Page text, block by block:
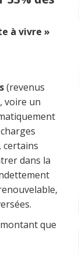
à vivre »
(revenus
voire un
certains
dans la
que